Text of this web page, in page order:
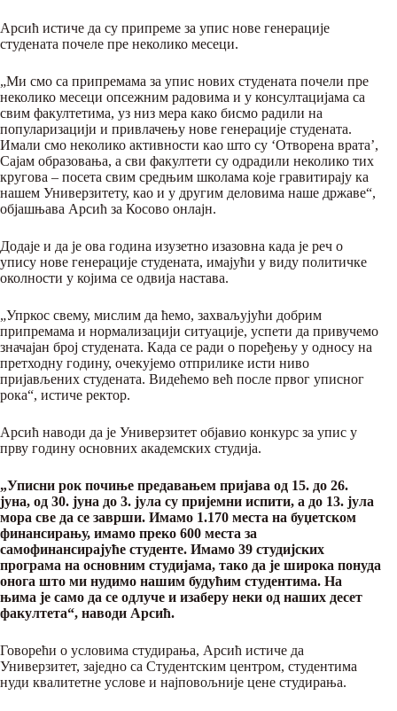
Арсић истиче да су припреме за упис нове генерације
студената почеле пре неколико месеци.
„Ми смо са припремама за упис нових студената почели пре
неколико месеци опсежним радовима и у консултацијама са
свим факултетима, уз низ мера како бисмо радили на
популаризацији и привлачењу нове генерације студената.
Имали смо неколико активности као што су ‘Отворена врата’,
Сајам образовања, а сви факултети су одрадили неколико тих
кругова – посета свим средњим школама које гравитирају ка
нашем Универзитету, као и у другим деловима наше државе“,
објашњава Арсић за Косово онлајн.
Додаје и да је ова година изузетно изазовна када је реч о
упису нове генерације студената, имајући у виду политичке
околности у којима се одвија настава.
„Упркос свему, мислим да ћемо, захваљујући добрим
припремама и нормализацији ситуације, успети да привучемо
значајан број студената. Када се ради о поређењу у односу на
претходну годину, очекујемо отприлике исти ниво
пријављених студената. Видећемо већ после првог уписног
рока“, истиче ректор.
Арсић наводи да је Универзитет објавио конкурс за упис у
прву годину основних академских студија.
„Уписни рок почиње предавањем пријава од 15. до 26.
јуна, од 30. јуна до 3. јула су пријемни испити, а до 13. јула
мора све да се заврши. Имамо 1.170 места на буџетском
финансирању, имамо преко 600 места за
самофинансирајуће студенте. Имамо 39 студијских
програма на основним студијама, тако да је широка понуда
онога што ми нудимо нашим будућим студентима. На
њима је само да се одлуче и изаберу неки од наших десет
факултета“, наводи Арсић.
Говорећи о условима студирања, Арсић истиче да
Универзитет, заједно са Студентским центром, студентима
нуди квалитетне услове и најповољније цене студирања.